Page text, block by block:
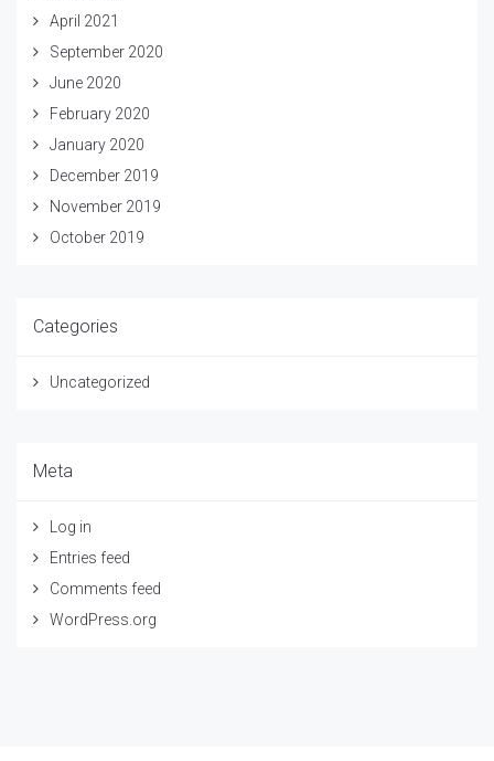
April 2021
September 2020
June 2020
February 2020
January 2020
December 2019
November 2019
October 2019
Categories
Uncategorized
Meta
Log in
Entries feed
Comments feed
WordPress.org